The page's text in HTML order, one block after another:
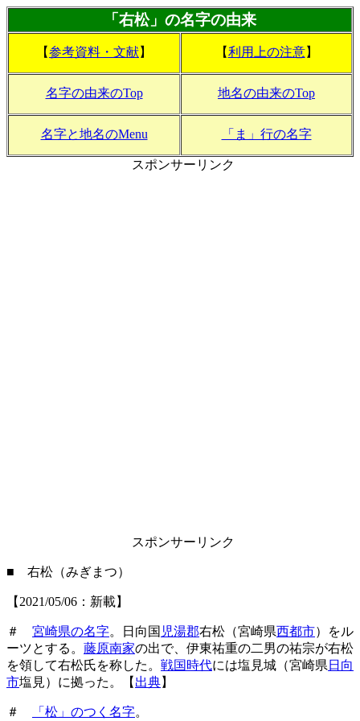
「右松」の名字の由来
【参考資料・文献】 【利用上の注意】
名字の由来のTop 地名の由来のTop
名字と地名のMenu 「ま」行の名字
スポンサーリンク
スポンサーリンク
■ 右松（みぎまつ）
【2021/05/06：新載】
＃ 宮崎県の名字。日向国 児湯郡右松（宮崎県西都市）をル
ーツとする。 藤原南家の出で、伊東祐重の二男の祐宗が右松
を領して右松氏を称した。 戦国時代には塩見城（宮崎県 日向
市塩見）に拠った。【 出典】
＃ 「松」のつく名字。